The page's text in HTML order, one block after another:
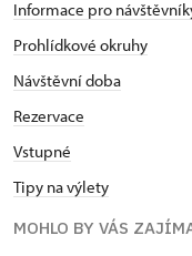
Informace pro
Prohlídkové okruhy
Návštěvní doba
Rezervace
Vstupné
Tipy na výlety
MOHLO BY VÁS